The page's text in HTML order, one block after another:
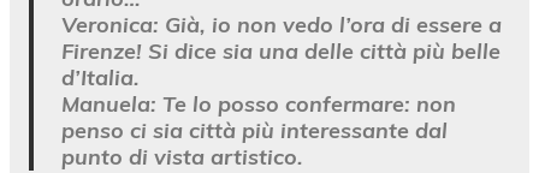
Veronica: Già, io non vedo l’ora di essere a
Firenze! Si dice sia una delle città più belle
d’Italia.
Manuela: Te lo posso confermare: non
penso ci sia città più interessante dal
punto di vista artistico.